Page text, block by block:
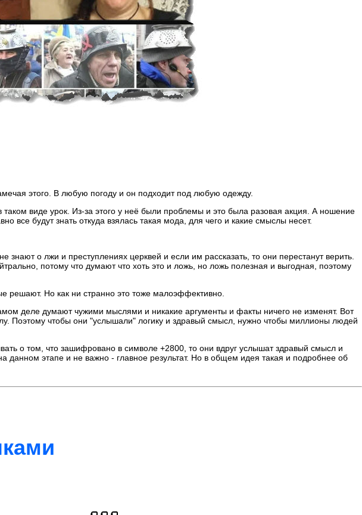
этого. В любую погоду и он подходит под любую одежду.
виде урок. Из-за этого у неё были проблемы и это была разовая акция. А ношение
будут знать откуда взялась такая мода, для чего и какие смыслы несет.
о лжи и преступлениях церквей и если им рассказать, то они перестанут верить.
потому что думают что хоть это и ложь, но ложь полезная и выгодная, поэтому
решают. Но как ни странно это тоже малоэффективно.
деле думают чужими мыслями и никакие аргументы и факты ничего не изменят. Вот
Поэтому чтобы они "услышали" логику и здравый смысл, нужно чтобы миллионы людей
о том, что зашифровано в символе +2800, то они вдруг услышат здравый смысл и
данном этапе и не важно - главное результат. Но в общем идея такая и подробнее об